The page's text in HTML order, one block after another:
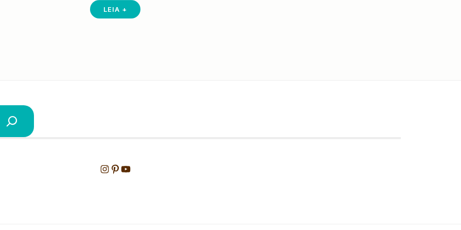
LEIA +
Instagram
Pinterest
Youtube